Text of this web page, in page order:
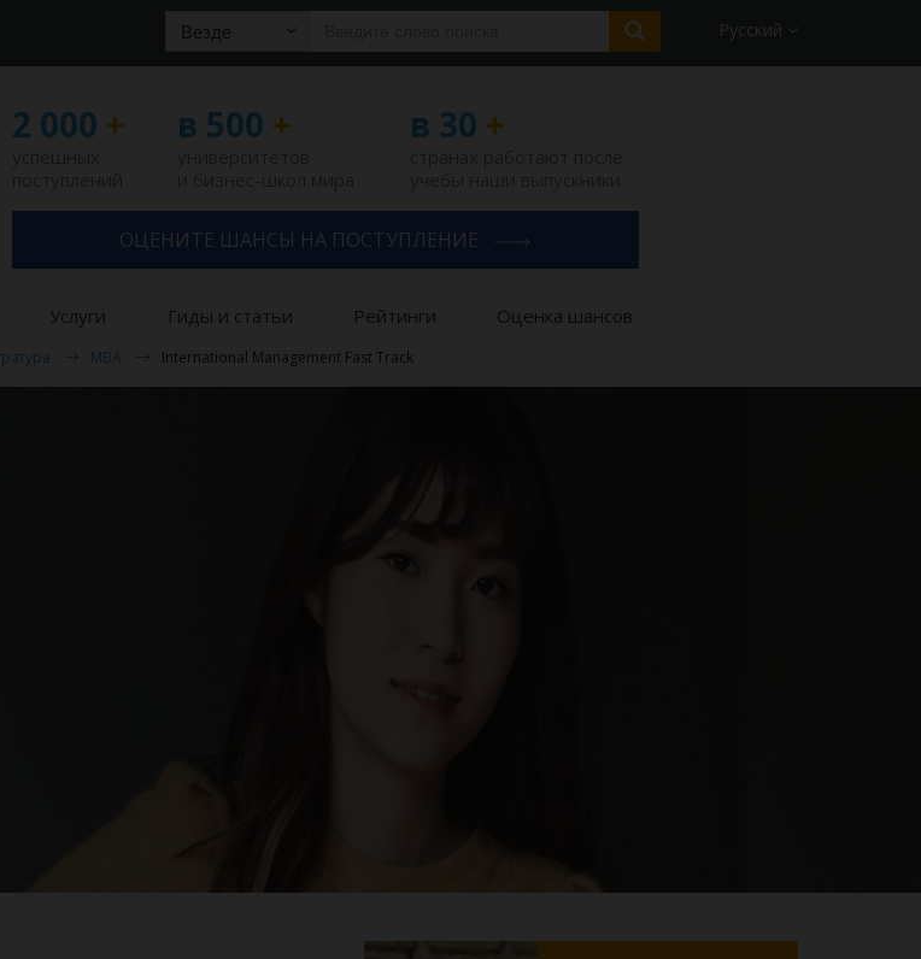
Везде Русский
2 000 + в 500 + в 30 +
ОЦЕНИТЕ ШАНСЫ НА ПОСТУПЛЕНИЕ
Услуги Гиды и статьи Рейтинги Оценка шансов
MBA International Management Fast Track